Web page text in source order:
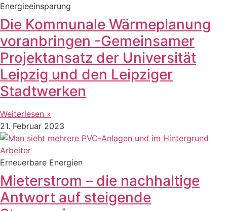
Energieeinsparung
Die Kommunale Wärmeplanung
voranbringen -Gemeinsamer
Projektansatz der Universität
Leipzig und den Leipziger
Stadtwerken
Weiterlesen »
21. Februar 2023
Erneuerbare Energien
Mieterstrom – die nachhaltige
Antwort auf steigende